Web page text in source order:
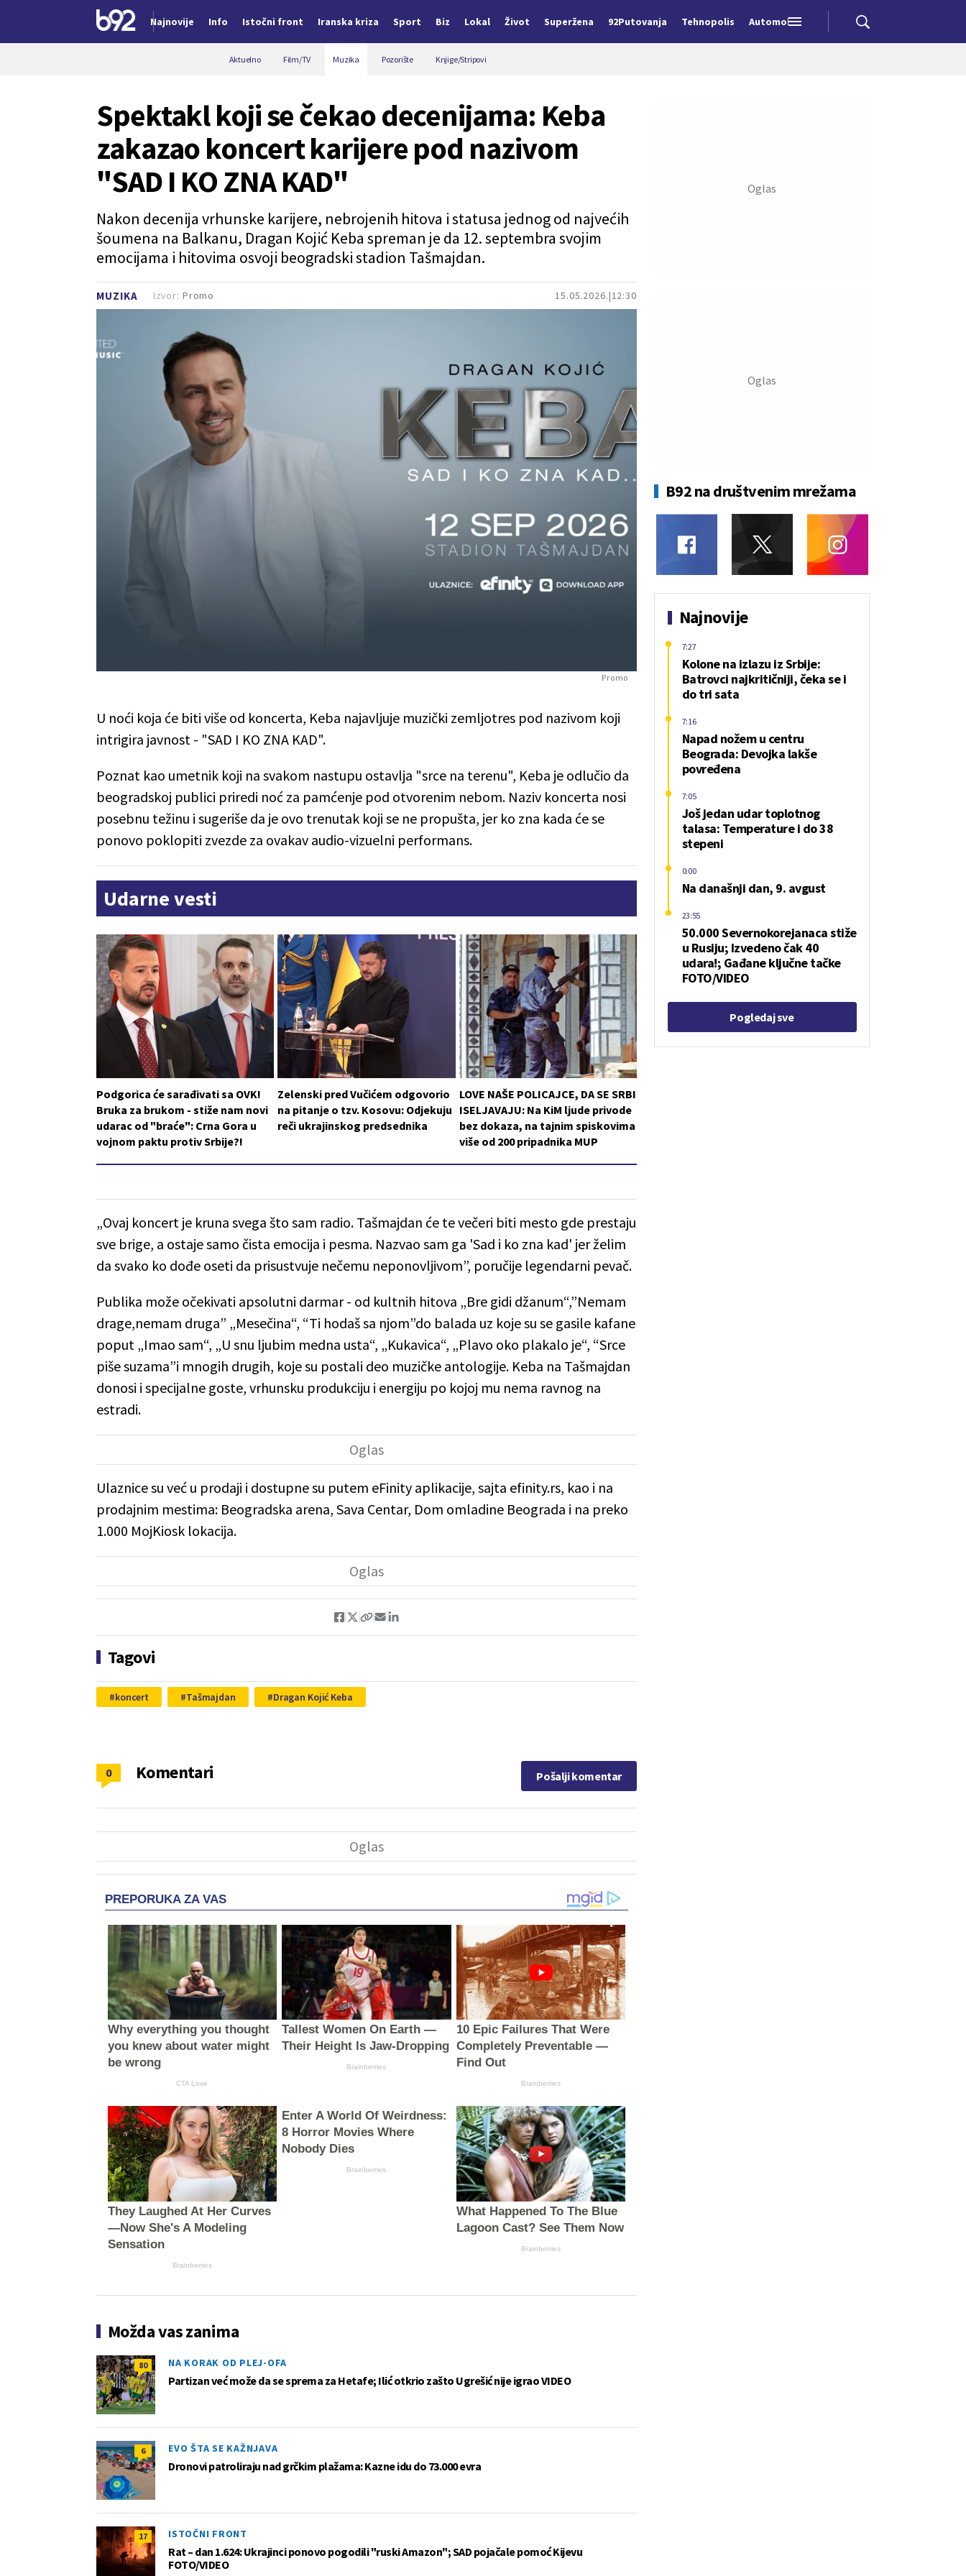
Najnovije Info Istočni front Iranska kriza Sport Biz Lokal Život Superžena 92Putovanja Tehnopolis Automobili
Aktuelno Film/TV Muzika Pozorište Knjige/Stripovi
MUZIKA 15.05.2026. 12:30
Spektakl koji se čekao decenijama: Keba
zakazao koncert karijere pod nazivom
"SAD I KO ZNA KAD"
Nakon decenija vrhunske karijere, nebrojenih hitova i statusa jednog od najvećih
šoumena na Balkanu, Dragan Kojić Keba spreman je da 12. septembra svojim
emocijama i hitovima osvoji beogradski stadion Tašmajdan.
Izvor: Promo
Promo
U noći koja će biti više od koncerta, Keba najavljuje muzički zemljotres pod nazivom koji
intrigira javnost - "SAD I KO ZNA KAD".
Poznat kao umetnik koji na svakom nastupu ostavlja "srce na terenu", Keba je odlučio da
beogradskoj publici priredi noć za pamćenje pod otvorenim nebom. Naziv koncerta nosi
posebnu težinu i sugeriše da je ovo trenutak koji se ne propušta, jer ko zna kada će se
ponovo poklopiti zvezde za ovakav audio-vizuelni performans.
Udarne vesti
Podgorica će sarađivati sa OVK!
Bruka za brukom - stiže nam novi
udarac od "braće": Crna Gora u
vojnom paktu protiv Srbije?!
Zelenski pred Vučićem odgovorio
na pitanje o tzv. Kosovu: Odjekuju
reči ukrajinskog predsednika
LOVE NAŠE POLICAJCE, DA SE SRBI
ISELJAVAJU: Na KiM ljude privode
bez dokaza, na tajnim spiskovima
više od 200 pripadnika MUP
„Ovaj koncert je kruna svega što sam radio. Tašmajdan će te večeri biti mesto gde prestaju
sve brige, a ostaje samo čista emocija i pesma. Nazvao sam ga 'Sad i ko zna kad' jer želim
da svako ko dođe oseti da prisustvuje nečemu neponovljivom”, poručije legendarni pevač.
Publika može očekivati apsolutni darmar - od kultnih hitova „Bre gidi džanum“,”Nemam
drage,nemam druga” „Mesečina“, “Ti hodaš sa njom”do balada uz koje su se gasile kafane
poput „Imao sam“, „U snu ljubim medna usta“, „Kukavica“, „Plavo oko plakalo je“, “Srce
piše suzama”i mnogih drugih, koje su postali deo muzičke antologije. Keba na Tašmajdan
donosi i specijalne goste, vrhunsku produkciju i energiju po kojoj mu nema ravnog na
estradi.
Ulaznice su već u prodaji i dostupne su putem eFinity aplikacije, sajta efinity.rs, kao i na
prodajnim mestima: Beogradska arena, Sava Centar, Dom omladine Beograda i na preko
1.000 MojKiosk lokacija.
Tagovi
koncert Tašmajdan Dragan Kojić Keba
Komentari
0 Pošalji komentar
PREPORUKA ZA VAS
Why everything you thought
you knew about water might
be wrong
CTA Love
Tallest Women On Earth —
Their Height Is Jaw-Dropping
Brainberries
10 Epic Failures That Were
Completely Preventable —
Find Out
Brainberries
They Laughed At Her Curves
—Now She's A Modeling
Sensation
Brainberries
Enter A World Of Weirdness:
8 Horror Movies Where
Nobody Dies
Brainberries
What Happened To The Blue
Lagoon Cast? See Them Now
Brainberries
Možda vas zanima
80 NA KORAK OD PLEJ-OFA
Partizan već može da se sprema za Hetafe; Ilić otkrio zašto Ugrešić nije igrao VIDEO
6 EVO ŠTA SE KAŽNJAVA
Dronovi patroliraju nad grčkim plažama: Kazne idu do 73.000 evra
17 ISTOČNI FRONT
Rat – dan 1.624: Ukrajinci ponovo pogodili "ruski Amazon"; SAD pojačale pomoć Kijevu
FOTO/VIDEO
B92 na društvenim mrežama
Najnovije
Kolone na izlazu iz Srbije:
Batrovci najkritičniji, čeka se i
do tri sata
7:27
Napad nožem u centru
Beograda: Devojka lakše
povređena
7:16
Još jedan udar toplotnog
talasa: Temperature i do 38
stepeni
7:05
Na današnji dan, 9. avgust
0:00
50.000 Severnokorejanaca stiže
u Rusiju; Izvedeno čak 40
udara!; Gađane ključne tačke
FOTO/VIDEO
23:55
Pogledaj sve